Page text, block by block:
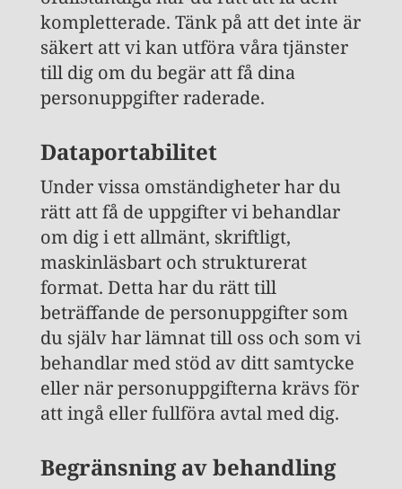
kompletterade. Tänk på att det inte är
säkert att vi kan utföra våra tjänster
till dig om du begär att få dina
personuppgifter raderade.
Dataportabilitet
Under vissa omständigheter har du
rätt att få de uppgifter vi behandlar
om dig i ett allmänt, skriftligt,
maskinläsbart och strukturerat
format. Detta har du rätt till
beträffande de personuppgifter som
du själv har lämnat till oss och som vi
behandlar med stöd av ditt samtycke
eller när personuppgifterna krävs för
att ingå eller fullföra avtal med dig.
Begränsning av behandling